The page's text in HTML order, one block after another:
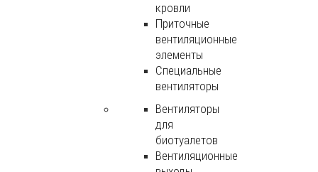
кровли
Приточные
вентиляционные
элементы
Специальные
вентиляторы
Вентиляторы
для
биотуалетов
Вентиляционные